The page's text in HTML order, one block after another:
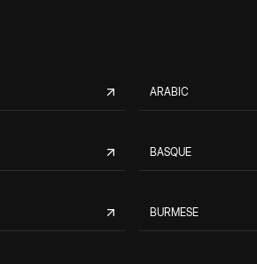
ARABIC
BASQUE
BURMESE